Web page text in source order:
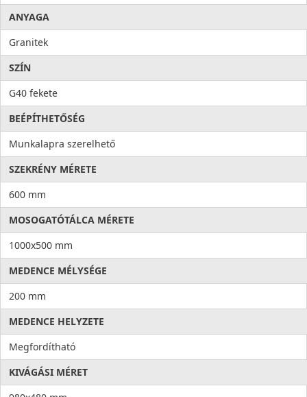
ANYAGA
Granitek
SZÍN
G40 fekete
BEÉPÍTHETŐSÉG
Munkalapra szerelhető
SZEKRÉNY MÉRETE
600 mm
MOSOGATÓTÁLCA MÉRETE
1000x500 mm
MEDENCE MÉLYSÉGE
200 mm
MEDENCE HELYZETE
Megfordítható
KIVÁGÁSI MÉRET